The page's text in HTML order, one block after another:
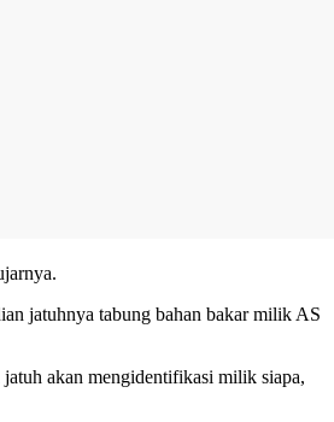
jatuhnya tabung bahan bakar milik AS
akan mengidentifikasi milik siapa,